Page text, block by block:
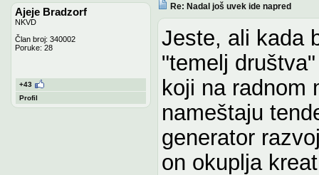
Ajeje Bradzorf
NKVD
Član broj: 340002
Poruke: 28
+43
Profil
Re: Nadal još uvek ide napred
Jeste, ali kada
"temelj
koji na radnom
nameštaju
generator
on okuplja